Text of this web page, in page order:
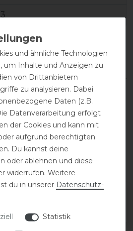
(0)
0
0
0
0
0
eine Kundenrezension zu
und ähnliche Technologien
um Inhalte und Anzeigen zu
von Drittanbietern
zu analysieren. Dabei
Daten (z.B.
Datenverarbeitung erfolgt
der Cookies und kann mit
aufgrund berechtigten
Du kannst deine
oder ablehnen und diese
widerrufen. Weitere
du in unserer Daten­schutz­
Statistik